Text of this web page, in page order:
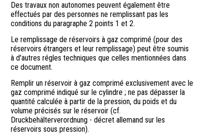
Des travaux non autonomes peuvent également être
effectués par des personnes ne remplissant pas les
conditions du paragraphe 2 points 1 et 2.
Le remplissage de réservoirs à gaz comprimé (pour des
réservoirs étrangers et leur remplissage) peut être soumis
à d'autres régles techniques que celles mentionnées dans
ce document.
Remplir un réservoir à gaz comprimé exclusivement avec le
gaz comprimé indiqué sur le cylindre ; ne pas dépasser la
quantité calculée à partir de la pression, du poids et du
volume précisés sur le réservoir (cf.
Druckbehälterverordnung - décret allemand sur les
réservoirs sous pression).